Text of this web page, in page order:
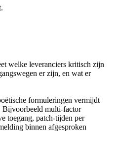
welke leveranciers kritisch zijn
er zijn, en wat er
formuleringen vermijdt
Bijvoorbeeld multi-factor
toegang, patch-tijden per
binnen afgesproken